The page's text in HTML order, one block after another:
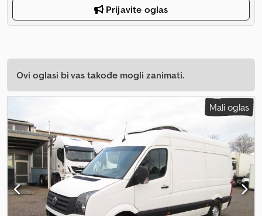
Prijavite oglas
Ovi oglasi bi vas takođe mogli zanimati.
Mali oglas